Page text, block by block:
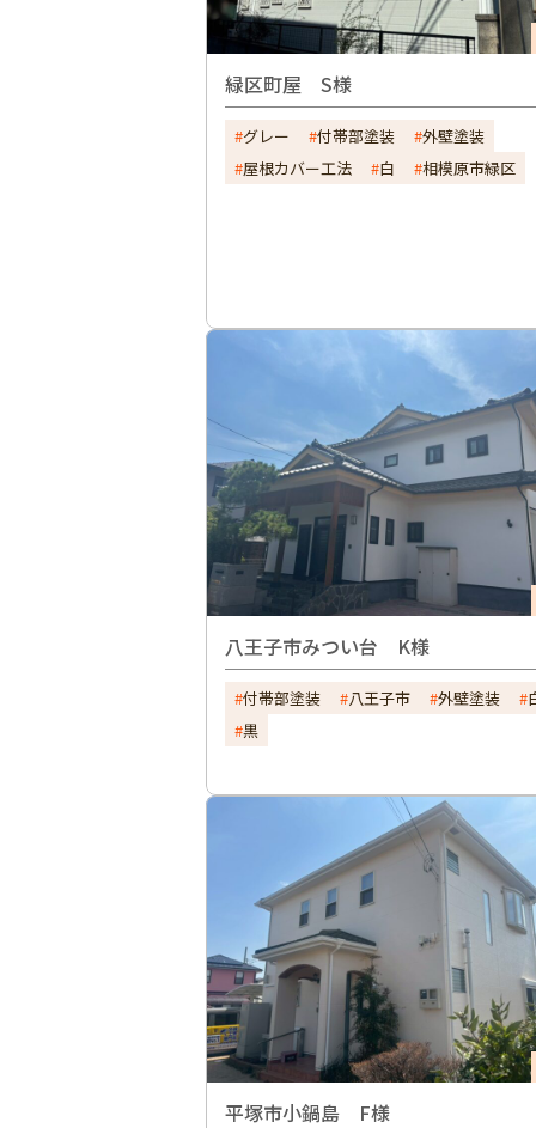
緑区町屋 S様
グレー 付帯部塗装
外壁塗装
屋根カバー工法
白 相模原市緑区
八王子市みつい台 K様
付帯部塗装 八王子市 外壁塗装
黒
平塚市小鍋島 F様